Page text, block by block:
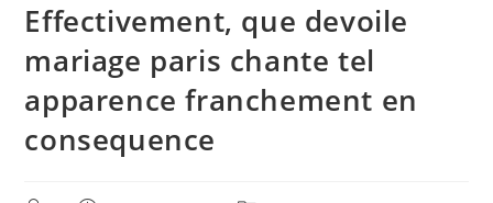
Effectivement, que devoile
mariage paris chante tel
apparence franchement en
consequence